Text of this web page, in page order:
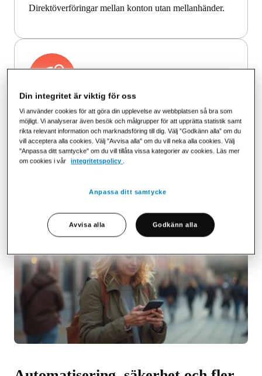
Direktöverföringar mellan konton utan mellanhänder.
Nordisk täckning och fler lösningar på
gång
Vi utvecklar ständigt vårt erbjudande.
Din integritet är viktig för oss
Vi använder cookies för att göra din upplevelse av webbplatsen så bra som
möjligt. Vi analyserar även besök och målgrupper för att upprätta statistik samt
rikta relevant information och marknadsföring till dig. Välj ”Godkänn alla” om du
vill acceptera alla cookies. Välj "Avvisa alla" om du vill neka alla cookies. Välj
"Anpassa ditt samtycke" om du vill tillåta vissa kategorier av cookies. Läs mer
om cookies i vår
integritetspolicy .
Anpassa ditt samtycke
Avvisa alla Godkänn alla